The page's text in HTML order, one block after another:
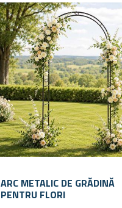
ARC METALIC DE GRĂDINĂ
PENTRU FLORI